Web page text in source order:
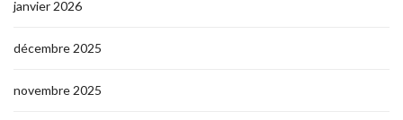
janvier 2026
décembre 2025
novembre 2025